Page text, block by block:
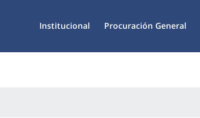
Institucional Procuración General